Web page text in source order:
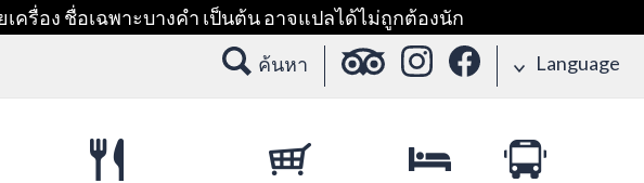
ครื่อง ชื่อเฉพาะบางคำ เป็นต้น อาจแปลได้ไม่ถูกต้องนัก
ค้นหา Language